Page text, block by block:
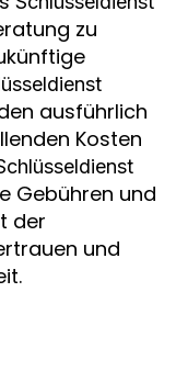
zu
ausführlich
Kosten
Gebühren und
der
und